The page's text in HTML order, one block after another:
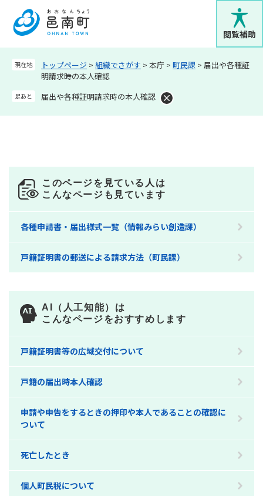
メニューを飛ばして本文へ
閲覧補助
現在地 トップページ > 組織でさがす > 本庁 > 町民課 > 届出や各種証
明請求時の本人確認
足あと 届出や各種証明請求時の本人確認
このページを見ている人は
こんなページも見ています
各種申請書・届出様式一覧（情報みらい創造課）
戸籍証明書の郵送による請求方法（町民課）
AI（人工知能）は
こんなページをおすすめします
戸籍証明書等の広域交付について
戸籍の届出時本人確認
申請や申告をするときの押印や本人であることの確認に
ついて
死亡したとき
個人町民税について